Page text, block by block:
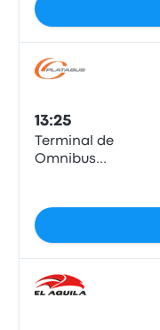
13:25
Terminal de
Omnibus